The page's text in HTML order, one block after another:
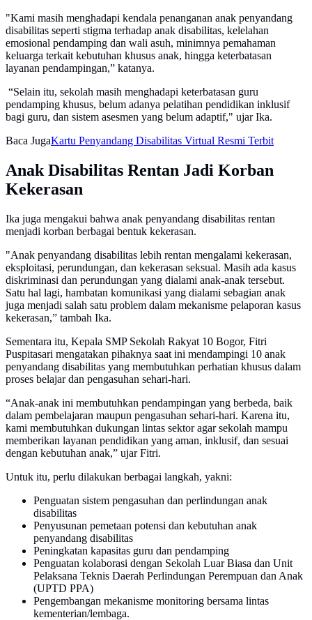
"Kami masih menghadapi kendala penanganan anak penyandang
disabilitas seperti stigma terhadap anak disabilitas, kelelahan
emosional pendamping dan wali asuh, minimnya pemahaman
keluarga terkait kebutuhan khusus anak, hingga keterbatasan
layanan pendampingan,” katanya.
“Selain itu, sekolah masih menghadapi keterbatasan guru
pendamping khusus, belum adanya pelatihan pendidikan inklusif
bagi guru, dan sistem asesmen yang belum adaptif," ujar Ika.
Baca JugaKartu Penyandang Disabilitas Virtual Resmi Terbit
Anak Disabilitas Rentan Jadi Korban
Kekerasan
Ika juga mengakui bahwa anak penyandang disabilitas rentan
menjadi korban berbagai bentuk kekerasan.
"Anak penyandang disabilitas lebih rentan mengalami kekerasan,
eksploitasi, perundungan, dan kekerasan seksual. Masih ada kasus
diskriminasi dan perundungan yang dialami anak-anak tersebut.
Satu hal lagi, hambatan komunikasi yang dialami sebagian anak
juga menjadi salah satu problem dalam mekanisme pelaporan kasus
kekerasan,” tambah Ika.
Sementara itu, Kepala SMP Sekolah Rakyat 10 Bogor, Fitri
Puspitasari mengatakan pihaknya saat ini mendampingi 10 anak
penyandang disabilitas yang membutuhkan perhatian khusus dalam
proses belajar dan pengasuhan sehari-hari.
“Anak-anak ini membutuhkan pendampingan yang berbeda, baik
dalam pembelajaran maupun pengasuhan sehari-hari. Karena itu,
kami membutuhkan dukungan lintas sektor agar sekolah mampu
memberikan layanan pendidikan yang aman, inklusif, dan sesuai
dengan kebutuhan anak,” ujar Fitri.
Untuk itu, perlu dilakukan berbagai langkah, yakni:
Penguatan sistem pengasuhan dan perlindungan anak
disabilitas
Penyusunan pemetaan potensi dan kebutuhan anak
penyandang disabilitas
Peningkatan kapasitas guru dan pendamping
Penguatan kolaborasi dengan Sekolah Luar Biasa dan Unit
Pelaksana Teknis Daerah Perlindungan Perempuan dan Anak
(UPTD PPA)
Pengembangan mekanisme monitoring bersama lintas
kementerian/lembaga.